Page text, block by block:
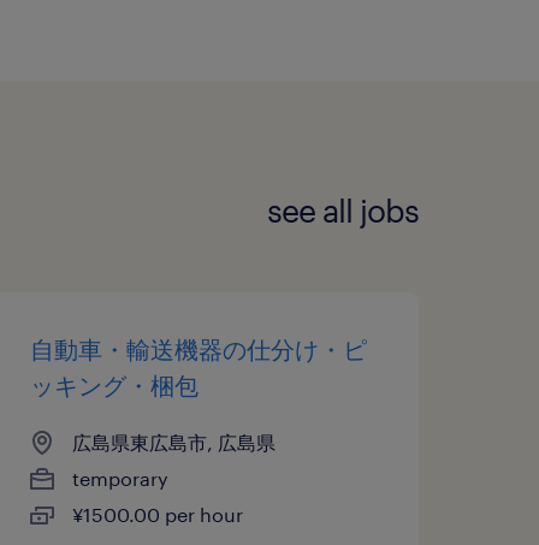
see all jobs
自動車・輸送機器の仕分け・ピ
ッキング・梱包
広島県東広島市, 広島県
temporary
¥1500.00 per hour